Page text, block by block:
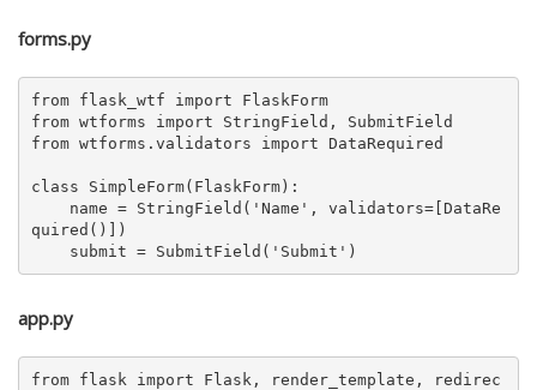
forms.py
from flask_wtf import
FlaskForm
from wtforms import
from wtforms.validators import DataRequired
class SimpleForm( FlaskForm):
    name = StringField(
'Name' , validators=[DataRe
quired()])
    submit = SubmitField(
'Submit'
app.py
from flask import Flask, render_template, redirec